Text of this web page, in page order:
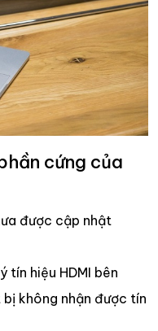
cứng của
được cập nhật
tín hiệu HDMI bên
không nhận được tín